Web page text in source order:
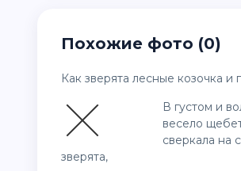
Похожие фото (0)
Как зверята лесные козочка
В густом и
весело
сверкала на
зверята,